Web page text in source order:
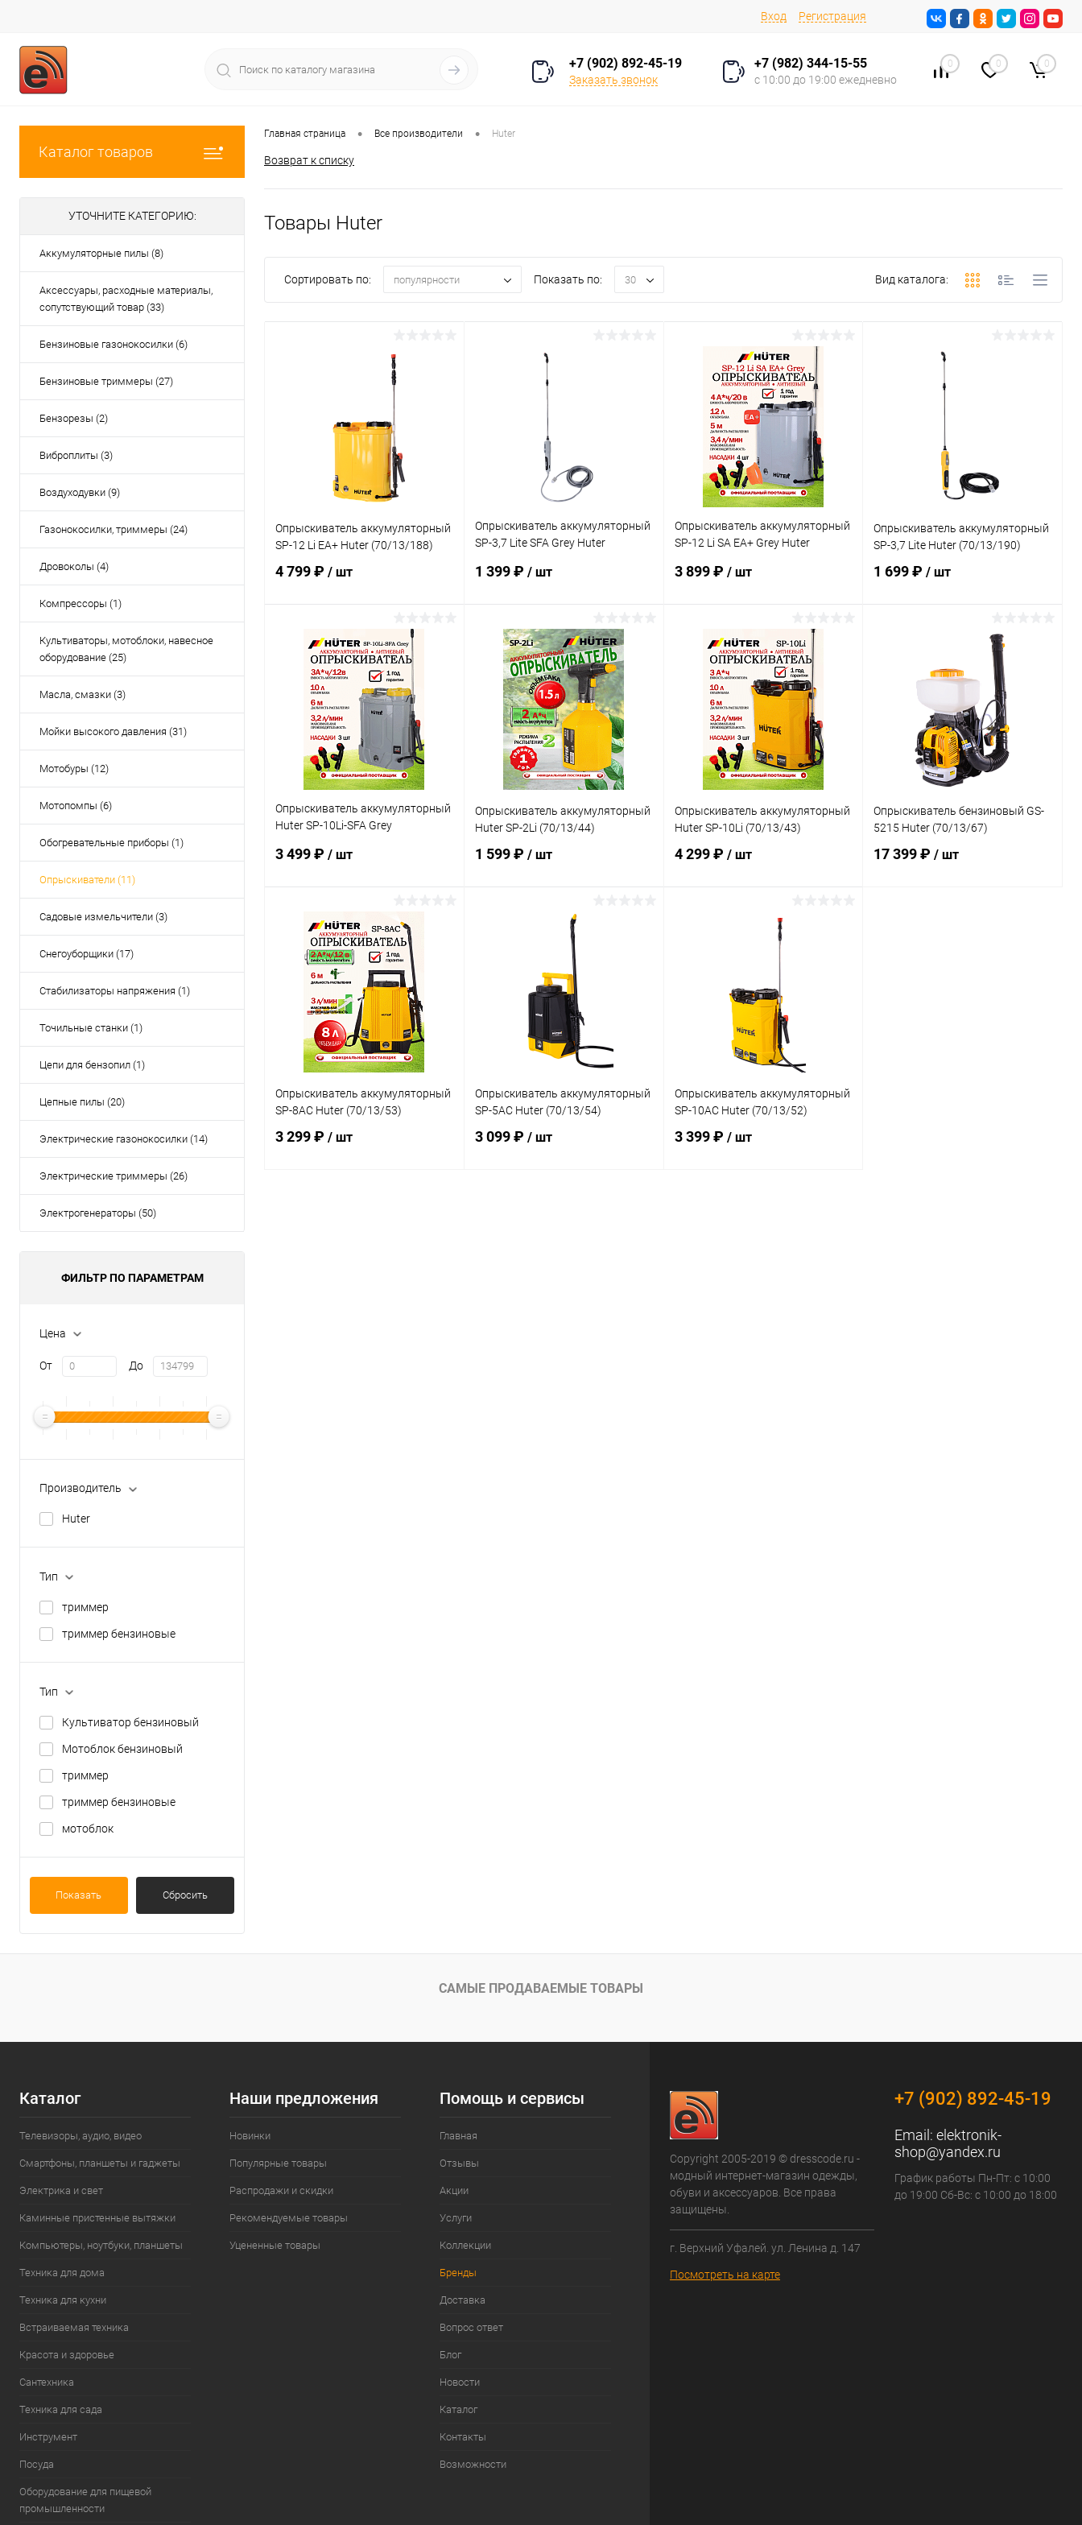
Вход Регистрация
+7 (902) 892-45-19
Заказать звонок
+7 (982) 344-15-55
с 10:00 до 19:00 ежедневно
0 0 0
Каталог товаров
УТОЧНИТЕ КАТЕГОРИЮ:
Аккумуляторные пилы (8)
Аксессуары, расходные материалы,
сопутствующий товар (33)
Бензиновые газонокосилки (6)
Бензиновые триммеры (27)
Бензорезы (2)
Виброплиты (3)
Воздуходувки (9)
Газонокосилки, триммеры (24)
Дровоколы (4)
Компрессоры (1)
Культиваторы, мотоблоки, навесное
оборудование (25)
Масла, смазки (3)
Мойки высокого давления (31)
Мотобуры (12)
Мотопомпы (6)
Обогревательные приборы (1)
Опрыскиватели (11)
Садовые измельчители (3)
Снегоуборщики (17)
Стабилизаторы напряжения (1)
Точильные станки (1)
Цепи для бензопил (1)
Цепные пилы (20)
Электрические газонокосилки (14)
Электрические триммеры (26)
Электрогенераторы (50)
ФИЛЬТР ПО ПАРАМЕТРАМ
Цена
От До
Производитель
Huter
Тип
триммер
триммер бензиновые
Тип
Культиватор бензиновый
Мотоблок бензиновый
триммер
триммер бензиновые
мотоблок
Показать Сбросить
Главная страница • Все производители • Huter
Возврат к списку
Товары Huter
Сортировать по: популярности Показать по: 30 Вид каталога:
Опрыскиватель аккумуляторный
SP-12 Li EA+ Huter (70/13/188)
4 799 ₽ / шт
В корзину
Купить в 1 клик К сравнению
В избранное В наличии
Опрыскиватель аккумуляторный
SP-3,7 Lite SFA Grey Huter
1 399 ₽ / шт
В корзину
Купить в 1 клик К сравнению
В избранное В наличии
Опрыскиватель аккумуляторный
SP-12 Li SA EA+ Grey Huter
3 899 ₽ / шт
В корзину
Купить в 1 клик К сравнению
В избранное В наличии
Опрыскиватель аккумуляторный
SP-3,7 Lite Huter (70/13/190)
1 699 ₽/ шт
В корзину
Купить в 1 клик К сравнению
В избранное В наличии
Опрыскиватель аккумуляторный
Huter SP-10Li-SFA Grey
3 499 ₽ / шт
В корзину
Купить в 1 клик К сравнению
В наличии
Опрыскиватель аккумуляторный
Huter SP-2Li (70/13/44)
1 599 ₽ / шт
В корзину
В избранное
Опрыскиватель аккумуляторный
Huter SP-10Li (70/13/43)
4 299 ₽ / шт
В корзину
В избранное
Опрыскиватель бензиновый GS-
5215 Huter (70/13/67)
17 399 ₽/ шт
Опрыскиватель аккумуляторный
SP-8AC Huter (70/13/53)
3 299 ₽ / шт
Опрыскиватель аккумуляторный
SP-5AC Huter (70/13/54)
3 099 ₽ / шт
Опрыскиватель аккумуляторный
SP-10AC Huter (70/13/52)
3 399 ₽ / шт
САМЫЕ ПРОДАВАЕМЫЕ ТОВАРЫ
Каталог
Телевизоры, аудио, видео
Смартфоны, планшеты и гаджеты
Электрика и свет
Каминные пристенные вытяжки
Компьютеры, ноутбуки, планшеты
Техника для дома
Техника для кухни
Встраиваемая техника
Красота и здоровье
Сантехника
Техника для сада
Инструмент
Посуда
Оборудование для пищевой
промышленности
Наши предложения
Новинки
Популярные товары
Распродажи и скидки
Рекомендуемые товары
Уцененные товары
Помощь и сервисы
Главная
Отзывы
Акции
Услуги
Коллекции
Бренды
Доставка
Вопрос ответ
Блог
Новости
Каталог
Контакты
Возможности
Copyright 2005-2019 © dresscode.ru -
модный интернет-магазин одежды,
обуви и аксессуаров. Все права
защищены.
г. Верхний Уфалей. ул. Ленина д. 147
Посмотреть на карте
+7 (902) 892-45-19
Email: elektronik-
shop@yandex.ru
График работы Пн-Пт: с 10:00
до 19:00 Сб-Вс: с 10:00 до 18:00